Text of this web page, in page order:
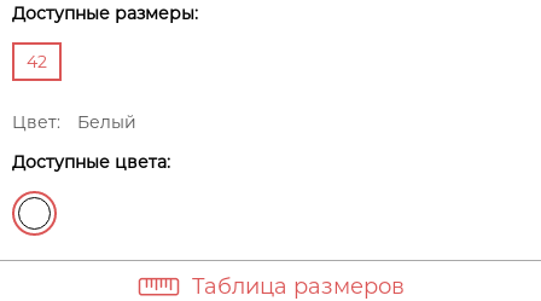
Доступные размеры:
42
Цвет:
Белый
Доступные цвета:
Таблица размеров